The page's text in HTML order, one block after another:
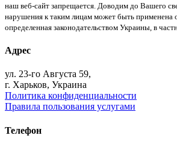
наш веб-сайт запрещается. Доводим до Вашего
нарушения к таким лицам может быть применена
определенная законодательством Украины, в
Адрес
ул. 23-го Августа 59,
г. Харьков, Украина
Политика конфиденциальности
Правила пользования услугами
Телефон